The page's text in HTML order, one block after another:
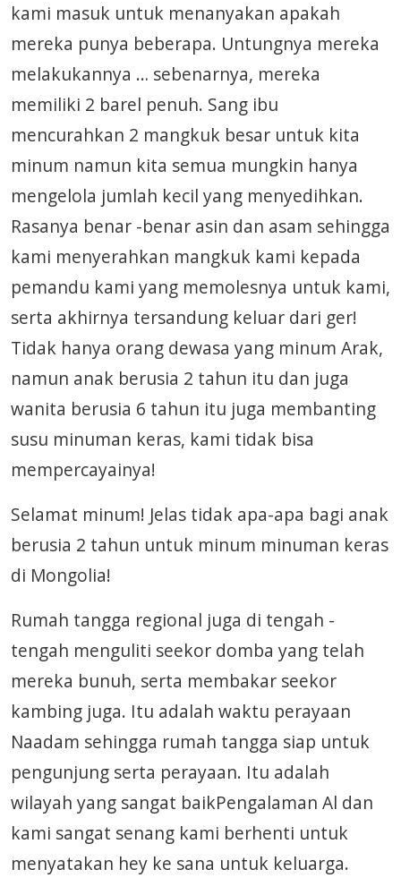
kami masuk untuk menanyakan apakah
mereka punya beberapa. Untungnya mereka
melakukannya … sebenarnya, mereka
memiliki 2 barel penuh. Sang ibu
mencurahkan 2 mangkuk besar untuk kita
minum namun kita semua mungkin hanya
mengelola jumlah kecil yang menyedihkan.
Rasanya benar -benar asin dan asam sehingga
kami menyerahkan mangkuk kami kepada
pemandu kami yang memolesnya untuk kami,
serta akhirnya tersandung keluar dari ger!
Tidak hanya orang dewasa yang minum Arak,
namun anak berusia 2 tahun itu dan juga
wanita berusia 6 tahun itu juga membanting
susu minuman keras, kami tidak bisa
mempercayainya!
Selamat minum! Jelas tidak apa-apa bagi anak
berusia 2 tahun untuk minum minuman keras
di Mongolia!
Rumah tangga regional juga di tengah -
tengah menguliti seekor domba yang telah
mereka bunuh, serta membakar seekor
kambing juga. Itu adalah waktu perayaan
Naadam sehingga rumah tangga siap untuk
pengunjung serta perayaan. Itu adalah
wilayah yang sangat baikPengalaman Al dan
kami sangat senang kami berhenti untuk
menyatakan hey ke sana untuk keluarga.